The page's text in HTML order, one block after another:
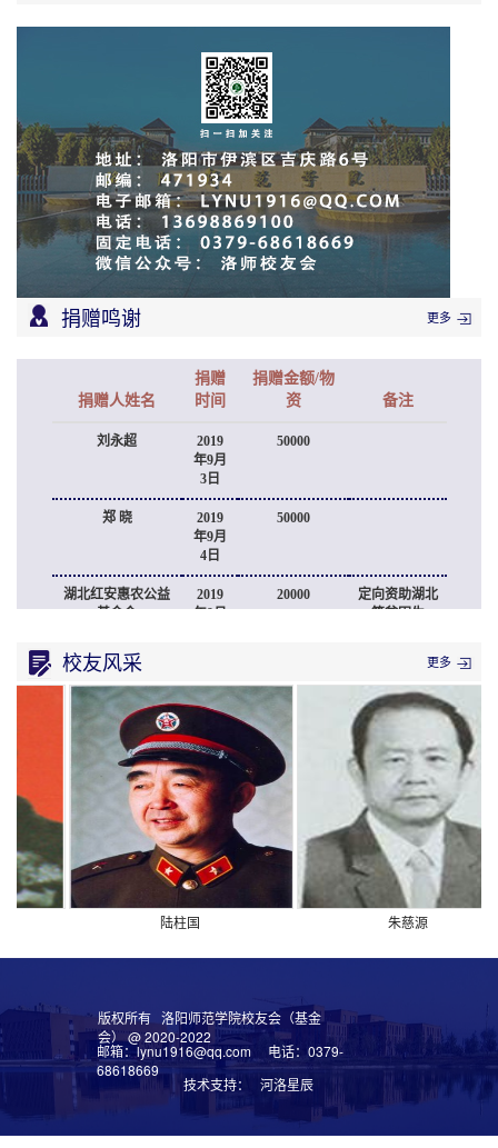
捐赠鸣谢 更多
捐赠人姓名
捐赠
时间
捐赠金额/物
资
备注
刘永超
2019
年9月
3日
50000
郑 晓
2019
年9月
4日
50000
湖北红安惠农公益
基金会
2019
年9月
20000
定向资助湖北
籍贫困生
王 玉
年9月
8日
音乐学院2005
级校友认养树
木
体育系87级校友
2019
年9月
8日
6300
体育学院87级
认养树木
2019
年9月
9日
数学学院2005
级校友认养树
木
洛阳市儒墨科技有
年12
121863
电子商务学院
专项
月3日
柴跃廷
2019
月4日
100000
电子商务学院
校友风采 更多
陆柱国 朱慈源
版权所有 洛阳师范学院校友会（基金
会） @ 2020-2022
邮箱：lynu1916@qq.com 电话：0379-
68618669
技术支持： 河洛星辰